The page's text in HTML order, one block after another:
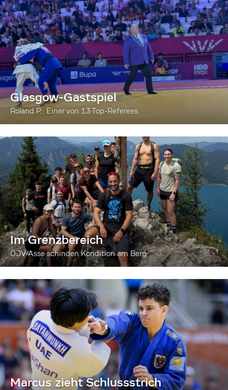
Glasgow-Gastspiel
Roland P.: Einer von 13 Top-Referees
Im Grenzbereich
ÖJV-Asse schinden Kondition am Berg
Marcus zieht Schlussstrich